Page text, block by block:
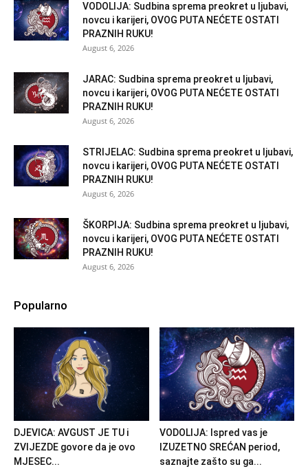
VODOLIJA: Sudbina sprema preokret u ljubavi,
novcu i karijeri, OVOG PUTA NEĆETE OSTATI
PRAZNIH RUKU!
August 6, 2026
JARAC: Sudbina sprema preokret u ljubavi,
novcu i karijeri, OVOG PUTA NEĆETE OSTATI
PRAZNIH RUKU!
August 6, 2026
STRIJELAC: Sudbina sprema preokret u ljubavi,
novcu i karijeri, OVOG PUTA NEĆETE OSTATI
PRAZNIH RUKU!
August 6, 2026
ŠKORPIJA: Sudbina sprema preokret u ljubavi,
novcu i karijeri, OVOG PUTA NEĆETE OSTATI
PRAZNIH RUKU!
August 6, 2026
Popularno
DJEVICA: AVGUST JE TU i
ZVIJEZDE govore da je ovo
MJESEC...
VODOLIJA: Ispred vas je
IZUZETNO SREĆAN period,
saznajte zašto su ga...